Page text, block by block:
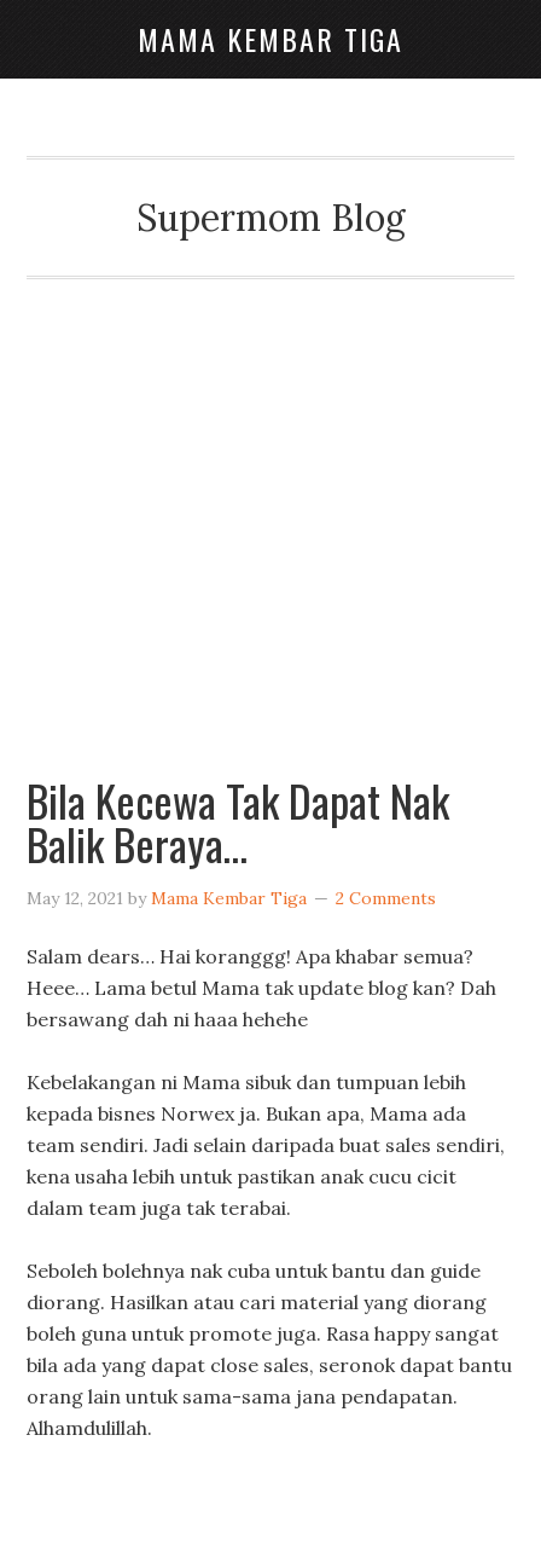
MAMA KEMBAR TIGA
Supermom Blog
Bila Kecewa Tak Dapat Nak
Balik Beraya…
May 12, 2021 byMama Kembar Tiga 2 Comments
Salam dears… Hai koranggg! Apa khabar semua?
Heee… Lama betul Mama tak update blog kan? Dah
bersawang dah ni haaa hehehe
Kebelakangan ni Mama sibuk dan tumpuan lebih
kepada bisnes Norwex ja. Bukan apa, Mama ada
team sendiri. Jadi selain daripada buat sales sendiri,
kena usaha lebih untuk pastikan anak cucu cicit
dalam team juga tak terabai.
Seboleh bolehnya nak cuba untuk bantu dan guide
diorang. Hasilkan atau cari material yang diorang
boleh guna untuk promote juga. Rasa happy sangat
bila ada yang dapat close sales, seronok dapat bantu
orang lain untuk sama-sama jana pendapatan.
Alhamdulillah.